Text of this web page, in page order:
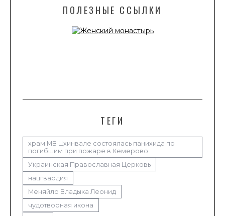
ПОЛЕЗНЫЕ ССЫЛКИ
ТЕГИ
храм МВ Цхинвале состоялась панихида по
погибшим при пожаре в Кемерово
Украинская Православная Церковь
нацгвардия
Меняйло Владыка Леонид
чудотворная икона